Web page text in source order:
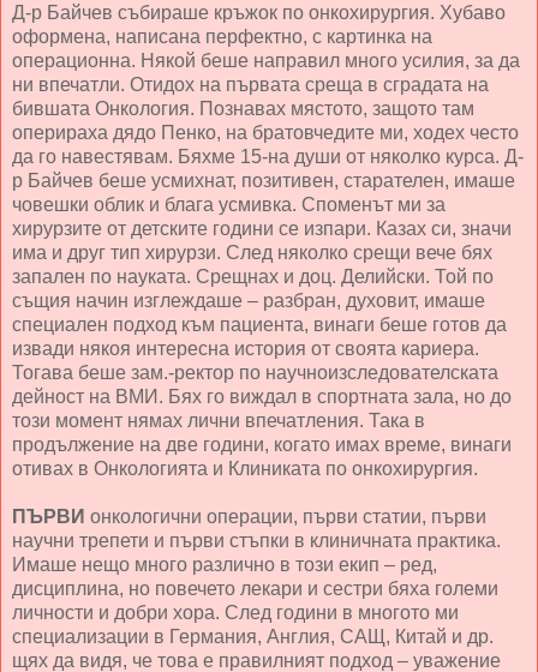
Д-р Байчев събираше кръжок по онкохирургия. Хубаво
оформена, написана перфектно, с картинка на
операционна. Някой беше направил много усилия, за да
ни впечатли. Отидох на първата среща в сградата на
бившата Онкология. Познавах мястото, защото там
оперираха дядо Пенко, на братовчедите ми, ходех често
да го навестявам. Бяхме 15-на души от няколко курса. Д-
р Байчев беше усмихнат, позитивен, старателен, имаше
човешки облик и блага усмивка. Споменът ми за
хирурзите от детските години се изпари. Казах си, значи
има и друг тип хирурзи. След няколко срещи вече бях
запален по науката. Срещнах и доц. Делийски. Той по
същия начин изглеждаше – разбран, духовит, имаше
специален подход към пациента, винаги беше готов да
извади някоя интересна история от своята кариера.
Тогава беше зам.-ректор по научноизследователската
дейност на ВМИ. Бях го виждал в спортната зала, но до
този момент нямах лични впечатления. Така в
продължение на две години, когато имах време, винаги
отивах в Онкологията и Клиниката по онкохирургия.
ПЪРВИ онкологични операции, първи статии, първи
научни трепети и първи стъпки в клиничната практика.
Имаше нещо много различно в този екип – ред,
дисциплина, но повечето лекари и сестри бяха големи
личности и добри хора. След години в многото ми
специализации в Германия, Англия, САЩ, Китай и др.
щях да видя, че това е правилният подход – уважение